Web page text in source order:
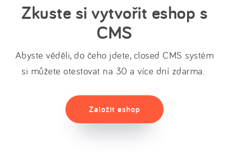
Zkuste si vytvořit eshop s
CMS
Abyste věděli, do čeho jdete, closed CMS systém
si můžete otestovat na 30 a více dní zdarma.
Založit eshop